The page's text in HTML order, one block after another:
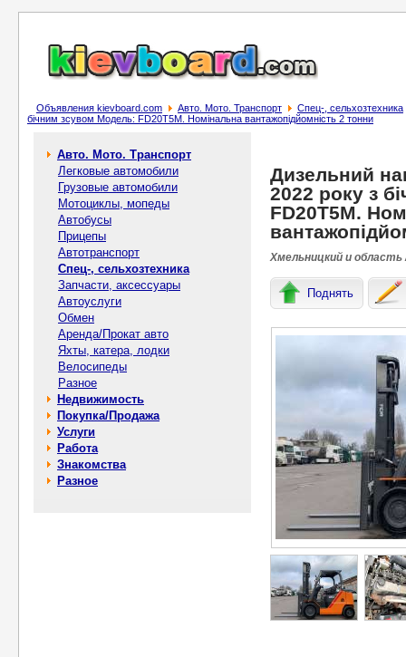
Объявления kievboard.com Авто. Мото. Транспорт
Спец-, cельхозтехника
бiчним зсувом Модель: FD20T5M. Номiнальна вантажопідйомність 2 тонни
Авто. Мото. Транспорт
Легковые автомобили
Грузовые автомобили
Мотоциклы, мопеды
Автобусы
Прицепы
Автотранспорт
Спец-, cельхозтехника
Запчасти, аксессуары
Автоуслуги
Обмен
Аренда/Прокат авто
Яхты, катера, лодки
Велосипеды
Разное
Недвижимость
Покупка/Продажа
Услуги
Работа
Знакомства
Разное
Дизельний
2022 року з
FD20T5M.
Хмельницкий и область
Поднять